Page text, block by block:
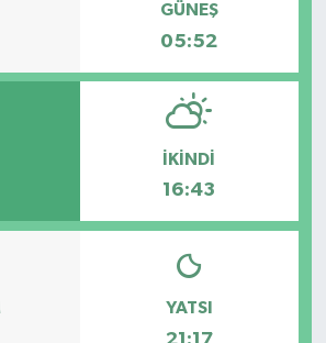
GÜNEŞ
05:52
İKINDI
16:43
YATSI